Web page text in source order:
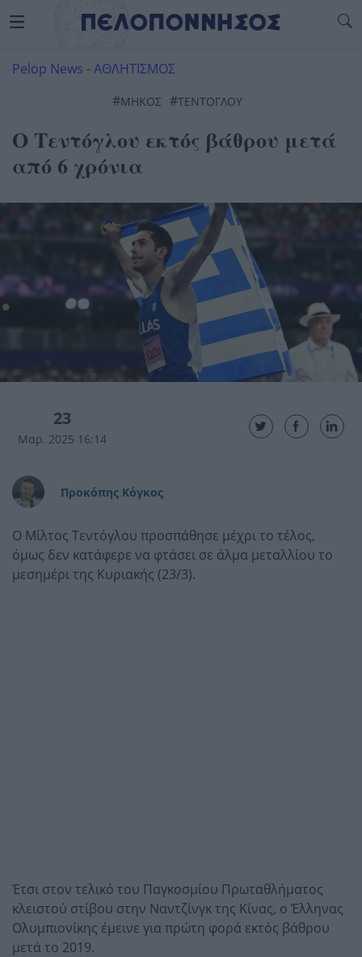
Pelop News -ΑΘΛΗΤΙΣΜΟΣ
#ΜΉΚΟΣ #ΤΕΝΤΌΓΛΟΥ
Ο Τεντόγλου εκτός βάθρου μετά
από 6 χρόνια
23
Μαρ. 2025 16:14
Προκόπης Κόγκος
Ο Μίλτος Τεντόγλου προσπάθησε μέχρι το τέλος,
όμως δεν κατάφερε να φτάσει σε άλμα μεταλλίου το
μεσημέρι της Κυριακής (23/3).
Έτσι στον τελικό του Παγκοσμίου Πρωταθλήματος
κλειστού στίβου στην Ναντζίνγκ της Κίνας, ο Έλληνας
Ολυμπιονίκης έμεινε για πρώτη φορά εκτός βάθρου
μετά το 2019.